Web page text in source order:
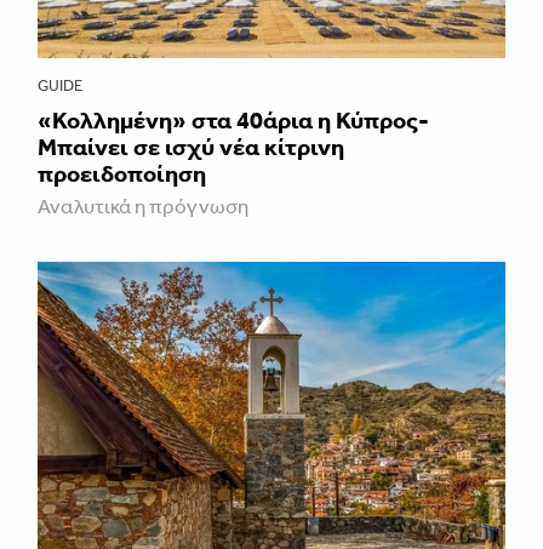
GUIDE
«Κολλημένη» στα 40άρια η Κύπρος-
Μπαίνει σε ισχύ νέα κίτρινη
προειδοποίηση
Αναλυτικά η πρόγνωση